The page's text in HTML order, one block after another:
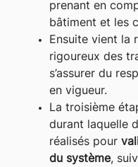
prenant en
bâtiment et les
Ensuite vient la
rigoureux des
s’assurer du
en vigueur.
La troisième
durant laquelle
réalisés pour
du système,